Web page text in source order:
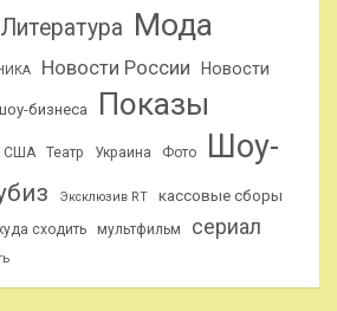
Литература Мода
Новости России Новости
бизнеса Показы
США Театр Украина Фото
Шоу-
Эксклюзив RT кассовые сборы
сходить мультфильм
сериал